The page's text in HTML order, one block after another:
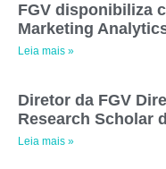
FGV disponibiliza
Marketing
Leia mais »
Diretor da FGV
Research Scholar
Leia mais »